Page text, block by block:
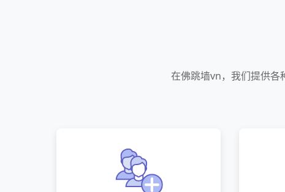
在佛跳墙vn，我们提供各